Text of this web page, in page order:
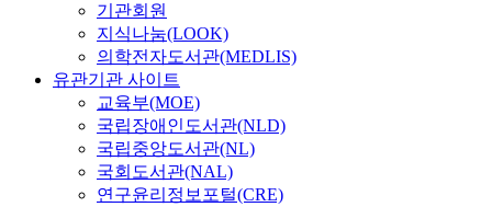
기관회원
지식나눔(LOOK)
의학전자도서관(MEDLIS)
유관기관 사이트
교육부(MOE)
국립장애인도서관(NLD)
국립중앙도서관(NL)
국회도서관(NAL)
연구윤리정보포털(CRE)